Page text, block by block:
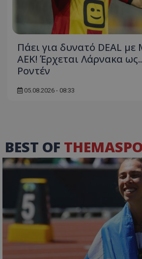
Πάει για δυνατό DEAL
ΑΕΚ! Έρχεται Λάρνακα
Ροντέν
05.08.2026 - 08:33
BEST OF